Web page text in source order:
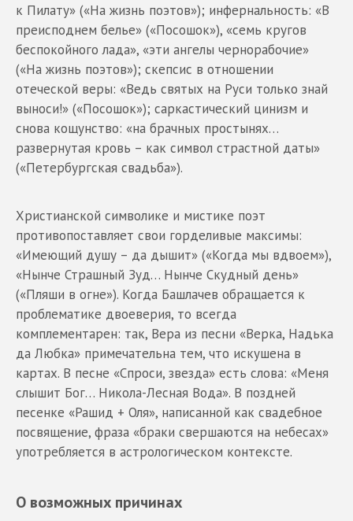
к Пилату» («На жизнь поэтов»); инфернальность: «В
преисподнем белье» («Посошок»), «семь кругов
беспокойного лада», «эти ангелы чернорабочие»
(«На жизнь поэтов»); скепсис в отношении
отеческой веры: «Ведь святых на Руси только знай
выноси!» («Посошок»); саркастический цинизм и
снова кощунство: «на брачных простынях…
развернутая кровь – как символ страстной даты»
(«Петербургская свадьба»).
Христианской символике и мистике поэт
противопоставляет свои горделивые максимы:
«Имеющий душу – да дышит» («Когда мы вдвоем»),
«Нынче Страшный Зуд… Нынче Скудный день»
(«Пляши в огне»). Когда Башлачев обращается к
проблематике двоеверия, то всегда
комплементарен: так, Вера из песни «Верка, Надька
да Любка» примечательна тем, что искушена в
картах. В песне «Спроси, звезда» есть слова: «Меня
слышит Бог… Никола-Лесная Вода». В поздней
песенке «Рашид + Оля», написанной как свадебное
посвящение, фраза «браки свершаются на небесах»
употребляется в астрологическом контексте.
О возможных причинах